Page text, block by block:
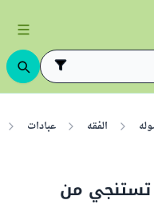
الفقه عبادات
من